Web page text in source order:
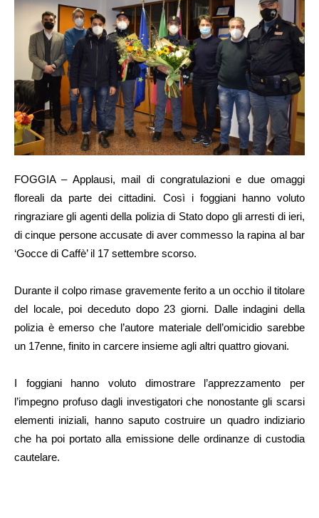
FOGGIA – Applausi, mail di congratulazioni e due omaggi
floreali da parte dei cittadini. Così i foggiani hanno voluto
ringraziare gli agenti della polizia di Stato dopo gli arresti di ieri,
di cinque persone accusate di aver commesso la rapina al bar
‘Gocce di Caffè’ il 17 settembre scorso.
Durante il colpo rimase gravemente ferito a un occhio il titolare
del locale, poi deceduto dopo 23 giorni. Dalle indagini della
polizia è emerso che l’autore materiale dell’omicidio sarebbe
un 17enne, finito in carcere insieme agli altri quattro giovani.
I foggiani hanno voluto dimostrare l’apprezzamento per
l’impegno profuso dagli investigatori che nonostante gli scarsi
elementi iniziali, hanno saputo costruire un quadro indiziario
che ha poi portato alla emissione delle ordinanze di custodia
cautelare.